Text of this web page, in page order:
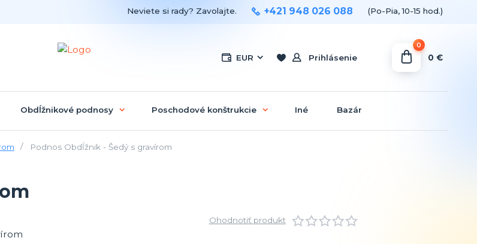
EUR Prihlásenie
Neviete si rady? Zavolajte. +421 948 026 088 (Po-Pia, 10-15 hod.)
0
0 €
Obdĺžnikové podnosy Poschodové konštrukcie Iné Bazár
Podnos Obdĺžnik - Šedý s gravírom
Ohodnotiť produkt